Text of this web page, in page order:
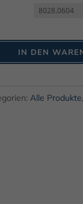
IN DEN
Alle Produkte,